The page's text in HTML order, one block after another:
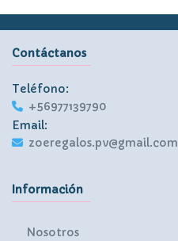
Contáctanos
Teléfono:
+56977139790
Email:
zoeregalos.pv@gmail.com
Información
Nosotros